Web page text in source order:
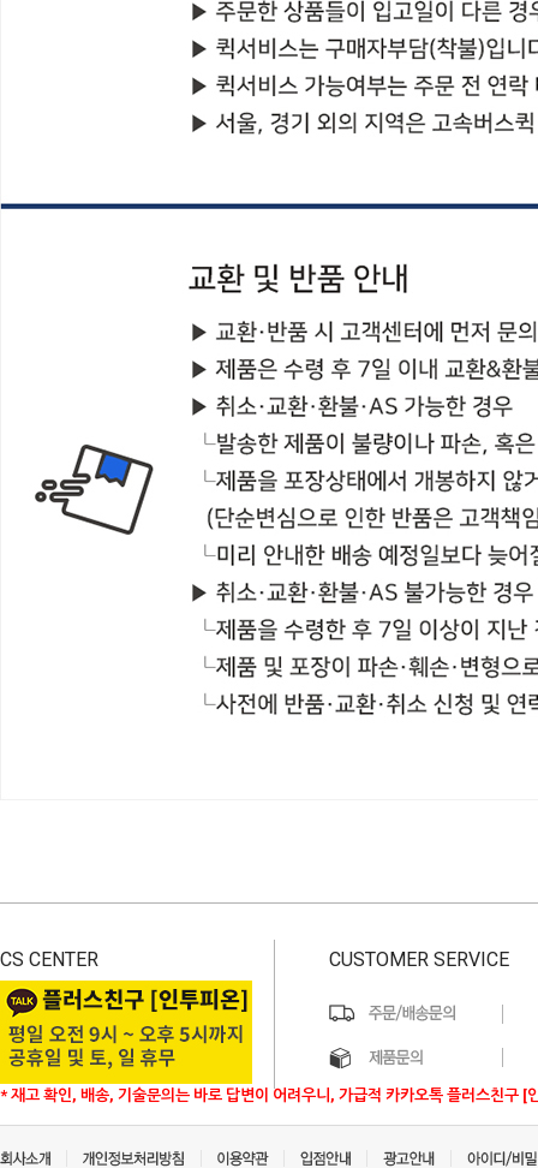
CS CENTER
* 재고 확인, 배송, 기술문의는 바로 답변이 어려우니, 가급적 카카오톡 플러스친구 [
CUSTOMER SERVICE